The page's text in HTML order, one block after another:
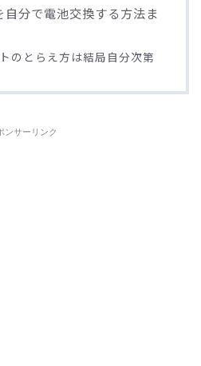
分で電池交換する方法ま
のとらえ方は結局自分次第
ンサーリンク